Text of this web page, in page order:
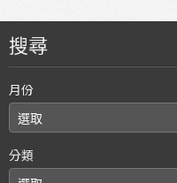
搜尋
月份
分類